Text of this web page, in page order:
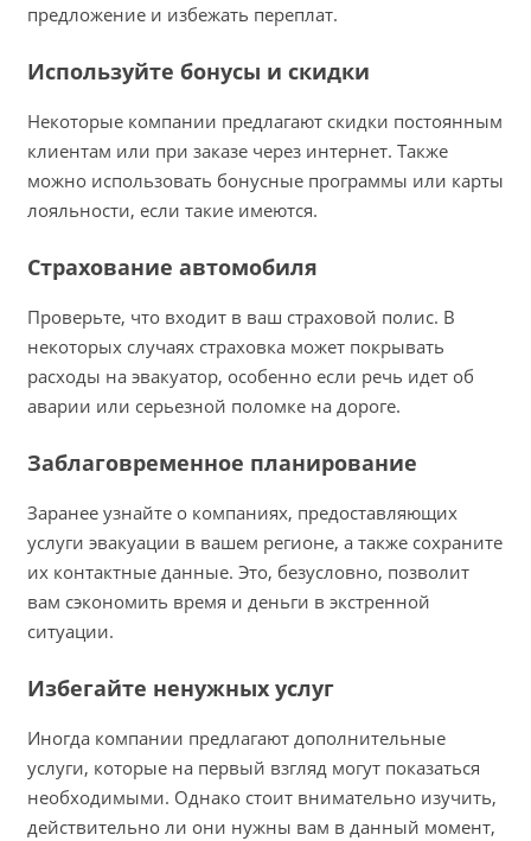
предложение и избежать переплат.
Используйте бонусы и скидки
Некоторые компании предлагают скидки постоянным
клиентам или при заказе через интернет. Также
можно использовать бонусные программы или карты
лояльности, если такие имеются.
Страхование автомобиля
Проверьте, что входит в ваш страховой полис. В
некоторых случаях страховка может покрывать
расходы на эвакуатор, особенно если речь идет об
аварии или серьезной поломке на дороге.
Заблаговременное планирование
Заранее узнайте о компаниях, предоставляющих
услуги эвакуации в вашем регионе, а также сохраните
их контактные данные. Это, безусловно, позволит
вам сэкономить время и деньги в экстренной
ситуации.
Избегайте ненужных услуг
Иногда компании предлагают дополнительные
услуги, которые на первый взгляд могут показаться
необходимыми. Однако стоит внимательно изучить,
действительно ли они нужны вам в данный момент,